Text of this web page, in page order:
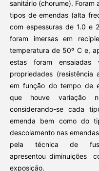
sanitário (chorume). Foram
tipos de emendas (alta
com espessuras de 1.0 e
foram imersas em
temperatura de 50º C e,
estas foram ensaiadas
propriedades (resistência
em função do tempo de
que houve variação
considerando-se cada
emenda bem como do
descolamento nas
pela técnica de
apresentou diminuições
exposição.